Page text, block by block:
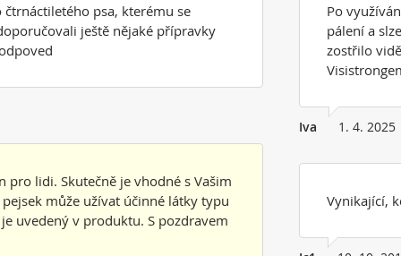
psa, kterému se
ještě nějaké přípravky
lidi. Skutečně je vhodné s Vašim
může užívat účinné látky typu
uvedený v produktu. S pozdravem
Po
pálení a
zostřilo
Iva 1. 4. 2025
Vynikající,